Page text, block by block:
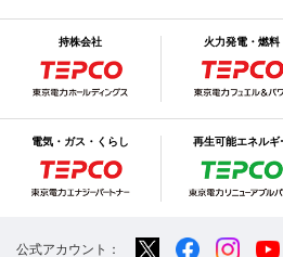
持株会社 火力発電・燃料
電気・ガス・くらし 再生可能エネルギ
公式アカウント：